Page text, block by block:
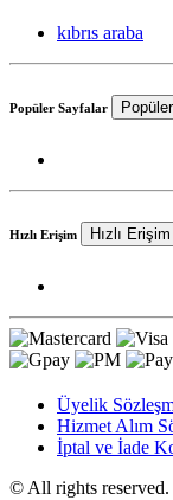
kıbrıs araba
Popüler Sayfalar
Hızlı Erişim Hızlı Erişim
Üyelik
Hizmet Alım
İptal ve İade
© All rights